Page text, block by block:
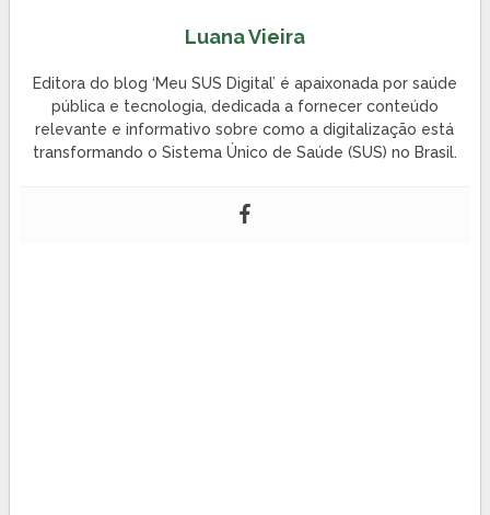
Luana Vieira
Editora do blog ‘Meu SUS Digital’ é apaixonada por saúde
pública e tecnologia, dedicada a fornecer conteúdo
relevante e informativo sobre como a digitalização está
transformando o Sistema Único de Saúde (SUS) no Brasil.